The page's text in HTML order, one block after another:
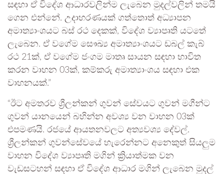
සඳහා ඒ විදේශ ආධාරවලින්ම ලැබෙන මුදල්වලින් තමයි
ගෙන එන්නේ. උදාහරණයක් ගත්තොත් අධ්‍යාපන
අමාත්‍යාංශයට බස් රථ දෙකක්, විදේශ ව්‍යාපෘති යටතේ
ලැබෙන. ඒ වගේම සෞඛ්‍ය අමාත්‍යාංශයට ඩබල් කැබ්
රථ 21ක්, ඒ වගේම ජංගම මාතෘ සායන සඳහා භාවිත
කරන වාහන 03ක්, කම්කරු අමාත්‍යාංශය සඳහා එක
වාහනයක්.”
“ඊට අමතරව ශ්‍රීලන්කන් ගුවන් සේවයට ගුවන් මගීන්ට
ගුවන් යානයෙන් බහින්න අවශ්‍ය වන වාහන 03ක්
එපමණයි. රජයේ ආයතනවලට අත්‍යවශ්‍ය දේවල්.
ශ්‍රීලන්කන් ගුවන්සේවයේ හැරෙන්නට අනෙකුත් සියලුම
වාහන විදේශ ව්‍යාපෘති මගින් ක්‍රියාත්මක වන
වැඩසටහන් සඳහා ඒ විදේශ ආධාර මගින් ලැබෙන මුදල්